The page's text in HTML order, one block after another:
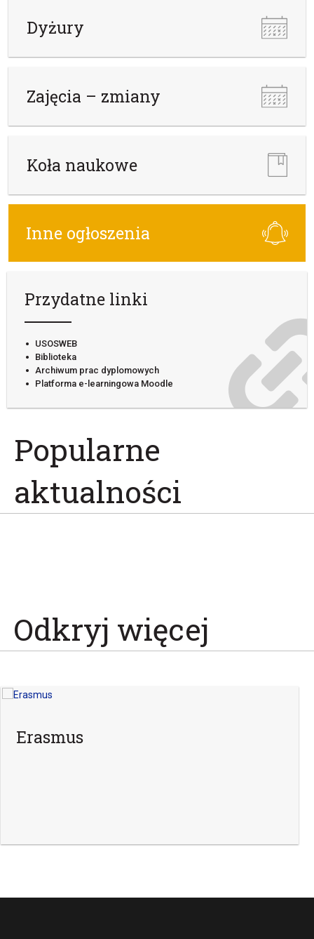
Dyżury
Zajęcia – zmiany
Koła naukowe
Inne ogłoszenia
Przydatne linki
USOSWEB
Biblioteka
Archiwum prac dyplomowych
Platforma e-learningowa Moodle
Popularne
aktualności
Odkryj więcej
Erasmus